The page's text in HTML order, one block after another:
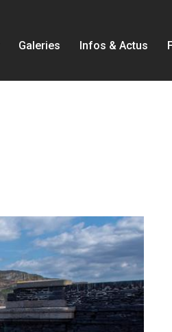
Galeries Infos & Actus